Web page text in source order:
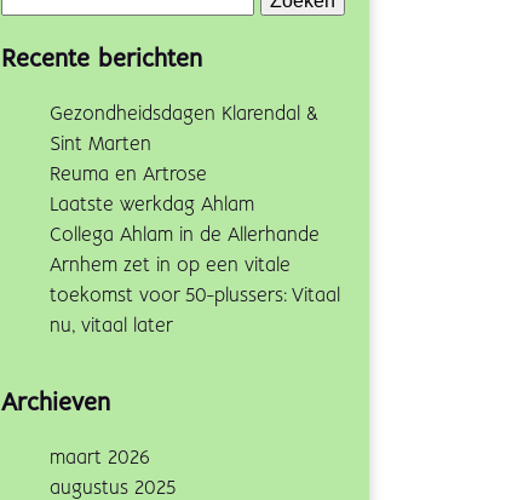
Recente berichten
Gezondheidsdagen Klarendal &
Sint Marten
Reuma en Artrose
Laatste werkdag Ahlam
Collega Ahlam in de Allerhande
Arnhem zet in op een vitale
toekomst voor 50-plussers: Vitaal
nu, vitaal later
Archieven
maart 2026
augustus 2025